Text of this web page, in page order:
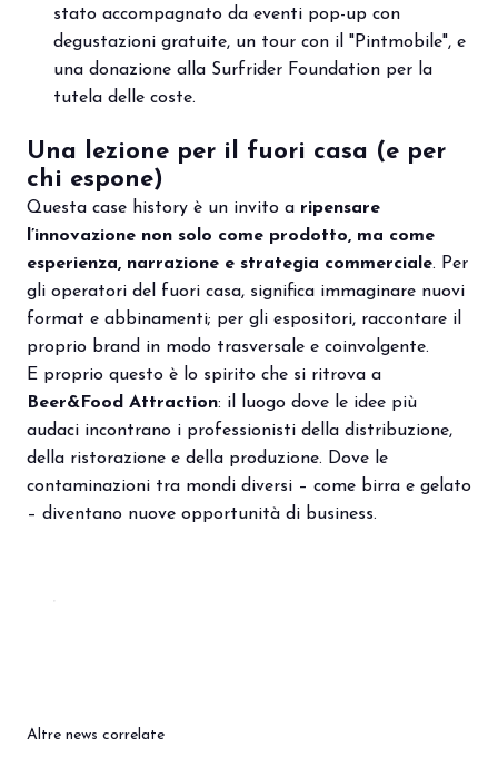
stato accompagnato da eventi pop-up con
degustazioni gratuite, un tour con il "Pintmobile", e
una donazione alla Surfrider Foundation per la
tutela delle coste.
Una lezione per il fuori casa (e per
chi espone)
Questa case history è un invito a ripensare
l’innovazione non solo come prodotto, ma come
esperienza, narrazione e strategia commerciale. Per
gli operatori del fuori casa, significa immaginare nuovi
format e abbinamenti; per gli espositori, raccontare il
proprio brand in modo trasversale e coinvolgente.
E proprio questo è lo spirito che si ritrova a
Beer&Food Attraction: il luogo dove le idee più
audaci incontrano i professionisti della distribuzione,
della ristorazione e della produzione. Dove le
contaminazioni tra mondi diversi – come birra e gelato
– diventano nuove opportunità di business.
Altre news correlate